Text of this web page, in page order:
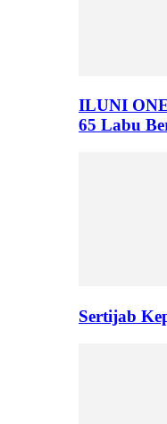
ILUNI
65 Labu
Sertijab